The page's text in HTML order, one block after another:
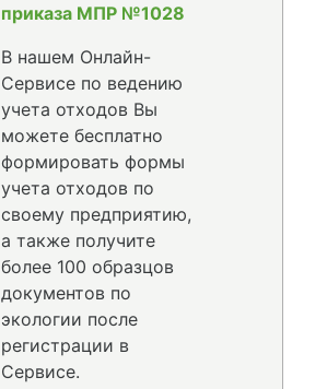
приказа МПР №1028
В нашем Онлайн-
Сервисе по ведению
учета отходов Вы
можете бесплатно
формировать формы
учета отходов по
своему предприятию,
а также получите
более 100 образцов
документов по
экологии после
регистрации в
Сервисе.